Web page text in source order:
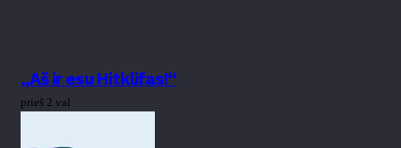
„Aš ir esu Hitklifas!“
prieš 2 val